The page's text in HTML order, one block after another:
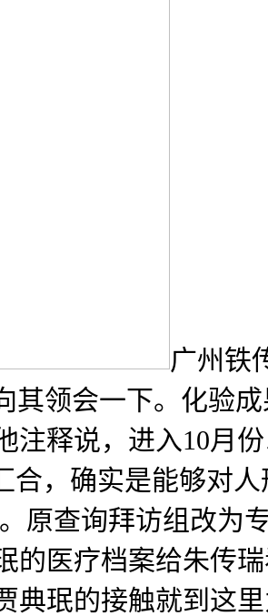
广州铁
其领会一下。化验
注释说，进入10月
，确实是能够对人
原查询拜访组改为
的医疗档案给朱传
珉的接触就到这里